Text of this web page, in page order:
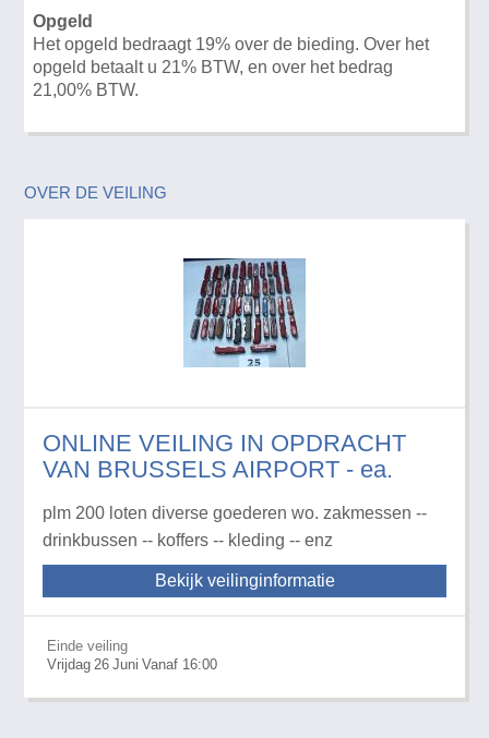
Opgeld
Het opgeld bedraagt 19% over de bieding. Over het
opgeld betaalt u 21% BTW, en over het bedrag
21,00% BTW.
OVER DE VEILING
ONLINE VEILING IN OPDRACHT
VAN BRUSSELS AIRPORT - ea.
plm 200 loten diverse goederen wo. zakmessen --
drinkbussen -- koffers -- kleding -- enz
Bekijk veilinginformatie
Einde veiling
Vrijdag 26 Juni Vanaf 16:00